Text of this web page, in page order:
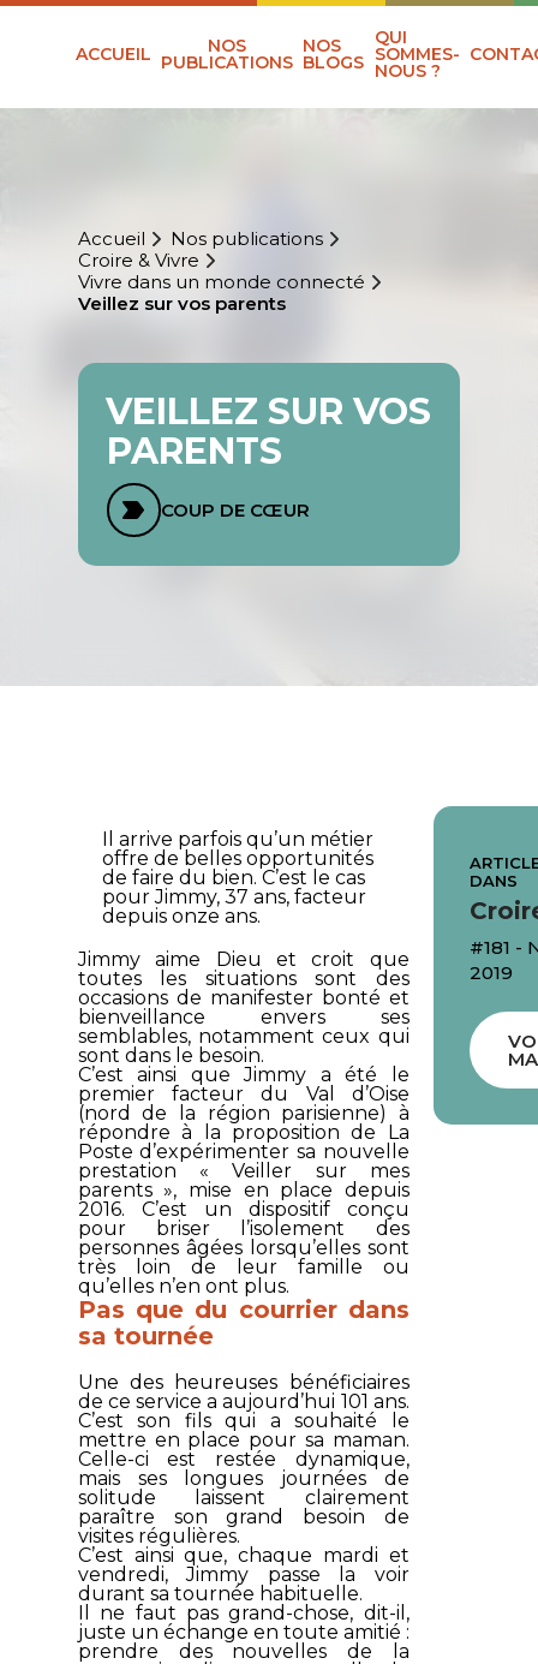
ACCUEIL NOS
PUBLICATIONS
NOS
BLOGS
QUI
SOMMES-
NOUS ?
Accueil
Nos publications
Croire & Vivre
Vivre dans un monde connecté
Veillez sur vos parents
VEILLEZ SUR VOS
PARENTS
COUP DE CŒUR
Il arrive parfois qu’un métier
offre de belles opportunités
de faire du bien. C’est le cas
pour Jimmy, 37 ans, facteur
depuis onze ans.
Jimmy aime Dieu et croit que
toutes les situations sont des
occasions de manifester bonté et
bienveillance envers ses
semblables, notamment ceux qui
sont dans le besoin.
C’est ainsi que Jimmy a été le
premier facteur du Val d’Oise
(nord de la région parisienne) à
répondre à la proposition de La
Poste d’expérimenter sa nouvelle
prestation « Veiller sur mes
parents », mise en place depuis
2016. C’est un dispositif conçu
pour briser l’isolement des
personnes âgées lorsqu’elles sont
très loin de leur famille ou
qu’elles n’en ont plus.
Pas que du courrier dans
sa tournée
Une des heureuses bénéficiaires
de ce service a aujourd’hui 101 ans.
C’est son fils qui a souhaité le
mettre en place pour sa maman.
Celle-ci est restée dynamique,
mais ses longues journées de
solitude laissent clairement
paraître son grand besoin de
visites régulières.
C’est ainsi que, chaque mardi et
vendredi, Jimmy passe la voir
durant sa tournée habituelle.
Il ne faut pas grand-chose, dit-il,
juste un échange en toute amitié :
prendre des nouvelles de la
DANS
#181 -
2019